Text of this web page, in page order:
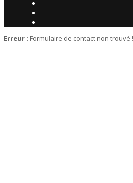
Erreur : Formulaire de contact non trouvé !